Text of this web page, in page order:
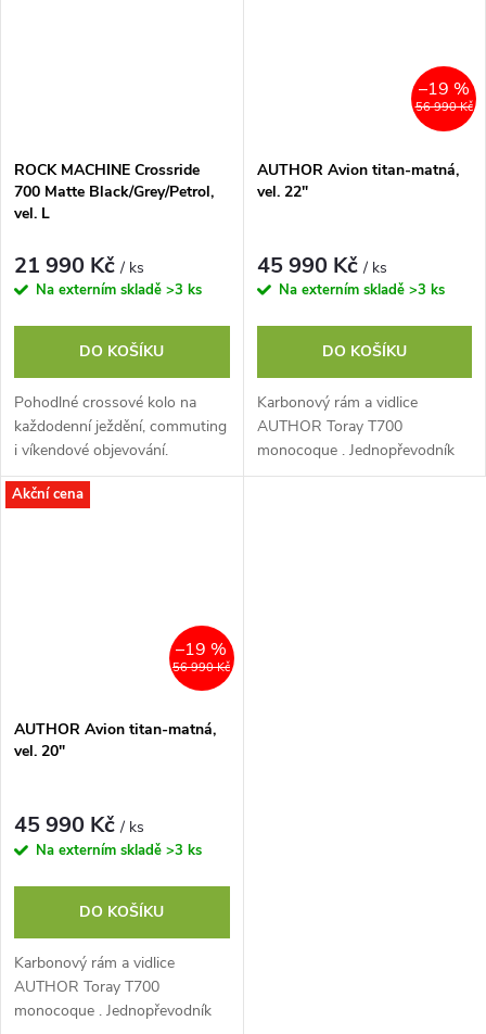
ROCK MACHINE Crossride
700 Matte Black/Grey/Petrol,
vel. L
21 990 Kč/ ks
Na externím skladě >3 ks
DO KOŠÍKU
Pohodlné crossové kolo na
každodenní ježdění, commuting
i víkendové objevování.
Crossride 700 kombinuje
snadno ovladatelný hliníkový
56 990 Kč
–19 %
AUTHOR Avion titan-matná,
vel. 22"
45 990 Kč/ ks
Na externím skladě >3 ks
DO KOŠÍKU
Karbonový rám a vidlice
AUTHOR Toray T700
monocoque . Jednopřevodník
se 42 zuby a řadící komponenty
Akční cena
56 990 Kč
–19 %
AUTHOR Avion titan-matná,
vel. 20"
45 990 Kč/ ks
Na externím skladě >3 ks
DO KOŠÍKU
Karbonový rám a vidlice
AUTHOR Toray T700
monocoque . Jednopřevodník